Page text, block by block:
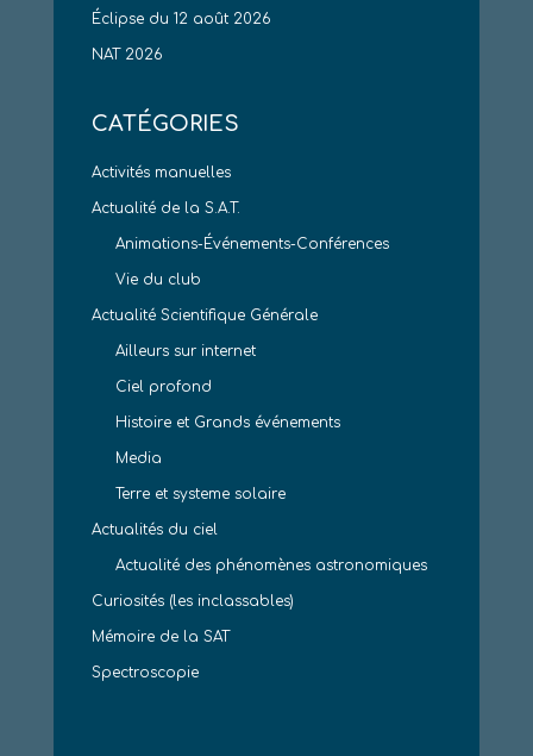
Éclipse du 12 août 2026
NAT 2026
CATÉGORIES
Activités manuelles
Actualité de la S.A.T.
Animations-Événements-Conférences
Vie du club
Actualité Scientifique Générale
Ailleurs sur internet
Ciel profond
Histoire et Grands événements
Media
Terre et systeme solaire
Actualités du ciel
Actualité des phénomènes astronomiques
Curiosités (les inclassables)
Mémoire de la SAT
Spectroscopie